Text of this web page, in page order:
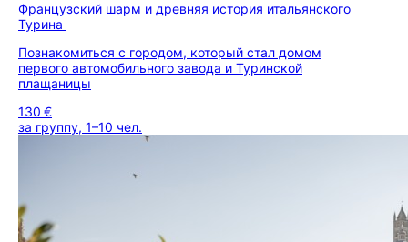
Французский шарм и древняя история итальянского
Турина
Познакомиться с городом, который стал домом
первого автомобильного завода и Туринской
плащаницы
130 €
за группу, 1–10 чел.